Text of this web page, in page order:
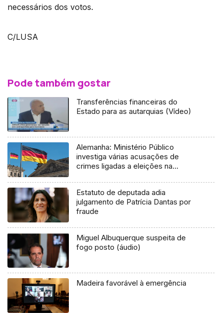
necessários dos votos.
C/LUSA
Pode também gostar
Transferências financeiras do
Estado para as autarquias (Vídeo)
Alemanha: Ministério Público
investiga várias acusações de
crimes ligadas a eleições na
Estatuto de deputada adia
julgamento de Patrícia Dantas por
fraude
Miguel Albuquerque suspeita de
fogo posto (áudio)
Madeira favorável à emergência